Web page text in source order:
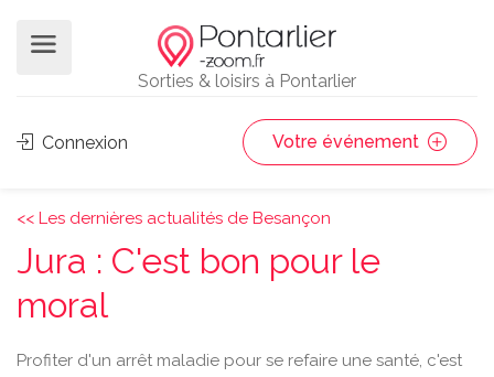
Sorties & loisirs à Pontarlier
Connexion Votre événement
<< Les dernières actualités de Besançon
Jura : C'est bon pour le
moral
Profiter d'un arrêt maladie pour se refaire une santé, c'est